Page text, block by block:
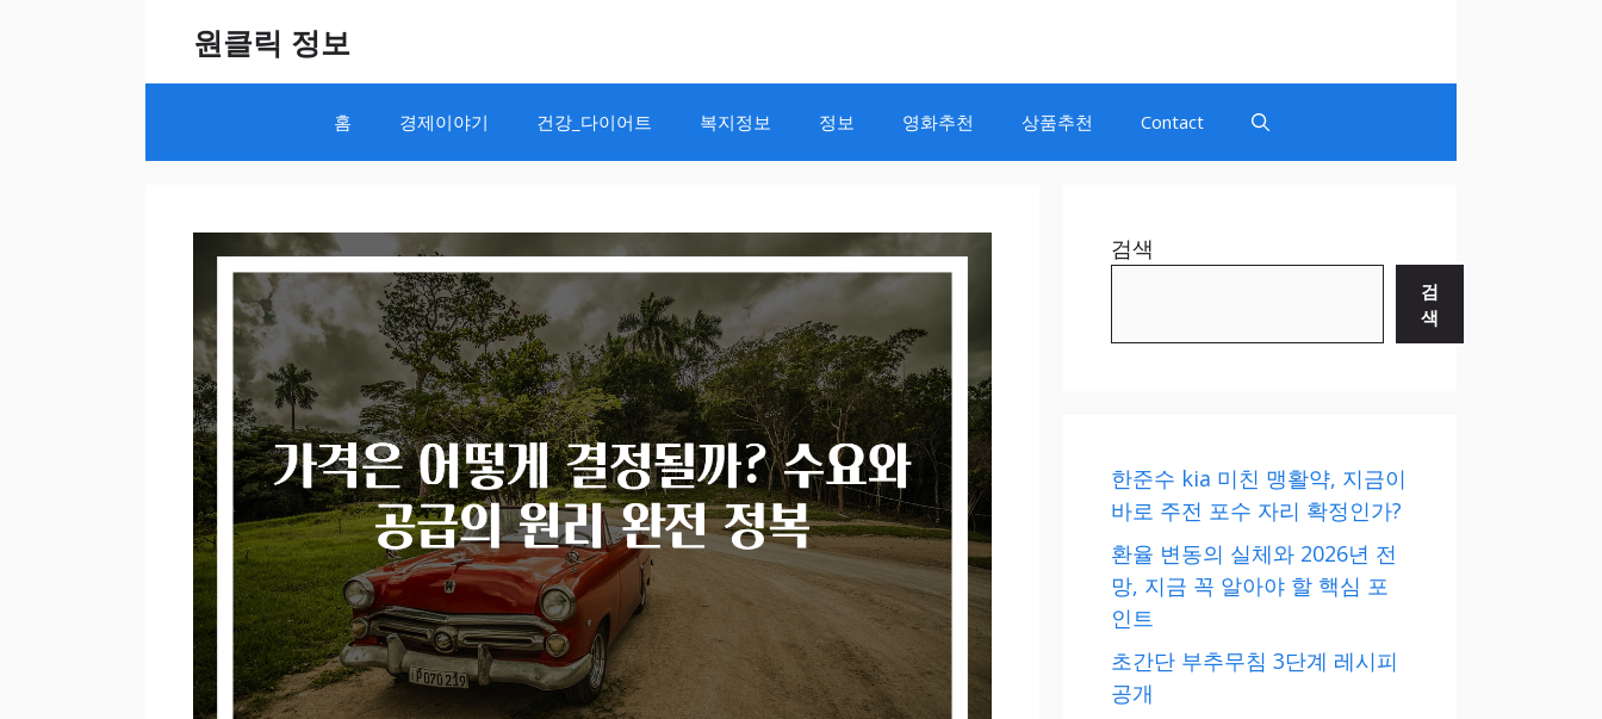
원클릭 정보
홈 경제이야기 건강_다이어트 복지정보 정보 영화추천 상품추천 Contact
검색
검
색
한준수 kia 미친 맹활약, 지금이
바로 주전 포수 자리 확정인가?
환율 변동의 실체와 2026년 전
망, 지금 꼭 알아야 할 핵심 포
인트
초간단 부추무침 3단계 레시피
공개